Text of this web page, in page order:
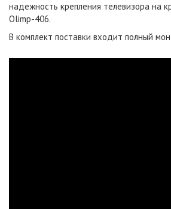
надежность крепления телевизора на
Olimp-406.
В комплект поставки входит полный